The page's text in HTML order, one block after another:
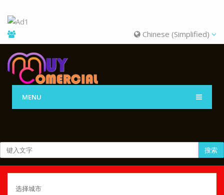
Chinese (Simplified)
MENU
搜索
选择城市